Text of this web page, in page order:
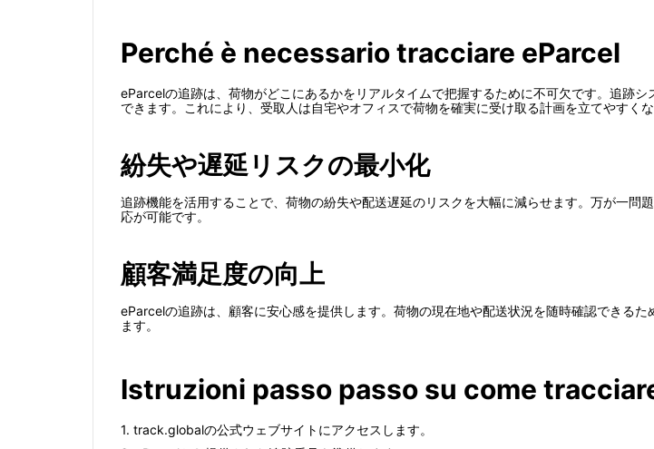
Perché è necessario tracciare eParcel
eParcelの追跡は、荷物がどこにあるかをリアルタイムで把握するために不可欠です。追跡
できます。これにより、受取人は自宅やオフィスで荷物を確実に受け取る計画を立てやすくな
紛失や遅延リスクの最小化
追跡機能を活用することで、荷物の紛失や配送遅延のリスクを大幅に減らせます。万が一
応が可能です。
顧客満足度の向上
eParcelの追跡は、顧客に安心感を提供します。荷物の現在地や配送状況を随時確認できる
ます。
Istruzioni passo passo su come
1. track.globalの公式ウェブサイトにアクセスします。